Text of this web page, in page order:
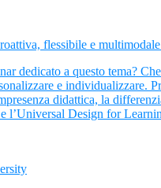
flessibile e
dedicato a questo tema?
e individualizzare.
didattica, la
l’Universal Design for